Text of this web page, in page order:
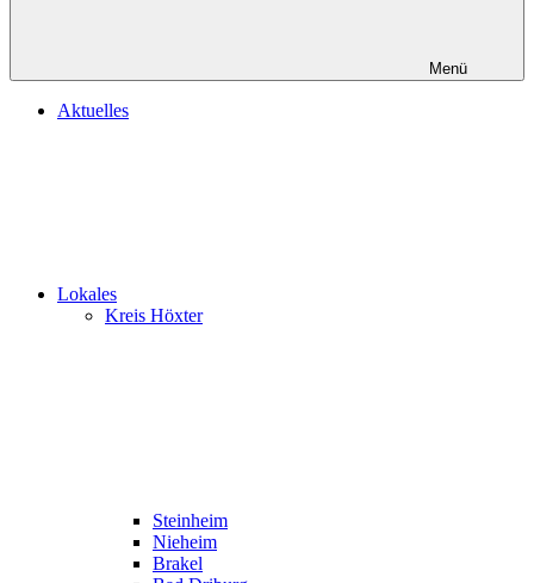
Menü
Aktuelles
Lokales
Kreis Höxter
Steinheim
Nieheim
Brakel